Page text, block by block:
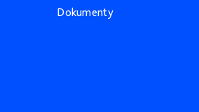
Dokumenty